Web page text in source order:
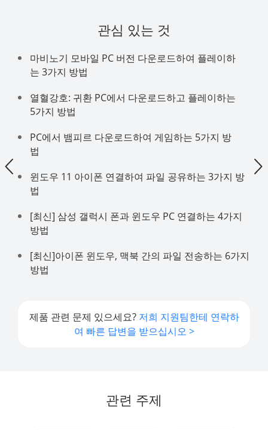
관심 있는 것
마비노기 모바일 PC 버전 다운로드하여 플레이하
는 3가지 방법
열혈강호: 귀환 PC에서 다운로드하고 플레이하는
5가지 방법
PC에서 뱀피르 다운로드하여 게임하는 5가지 방
법
윈도우 11 아이폰 연결하여 파일 공유하는 3가지 방
법
[최신] 삼성 갤럭시 폰과 윈도우 PC 연결하는 4가지
방법
[최신]아이폰 윈도우, 맥북 간의 파일 전송하는 6가지
방법
제품 관련 문제 있으세요? 저희 지원팀한테 연락하
여 빠른 답변을 받으십시오 >
관련 주제